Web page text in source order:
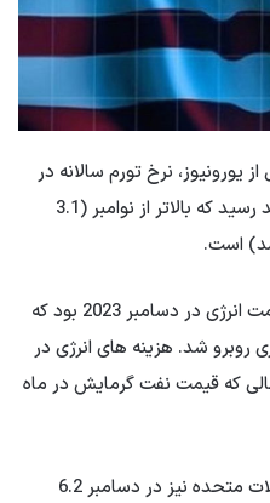
یورونیوز، نرخ تورم سالانه در
آمریکا در دسامبر 2023 به 3.4 درصد رسید که بالاتر از نوامبر (3.1
افزایش نرخ تورم عمدتاً ناشی از قیمت انرژی در دسامبر 2023 بود که
شد. هزینه های انرژی در
حالی که قیمت نفت گرمایش در ماه
قیمت کالاهایی مانند مسکن در ایالات متحده نیز در دسامبر 6.2